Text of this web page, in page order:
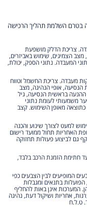
בטרם השלמת תהליך הרכישה
צריכת הדלק מושפעת
מצב הצמיגים, שימוש באביזרים,
המעבדה. נתוני הספק, יכולת,
מעבדה. צריכת החשמל וטווח
הנסיעה, אופי הנהיגה, מצב
ההנעה בראשית הנסיעה, גיל
משמעותי לעומת נתוני
מאופן השימוש. קצב
לא בוצע בו שימוש למעט לצורך שינוע והכנה
האחריות תחול ממועד רישום
גם לביצוע פעולות תחזוקה
חתימת הזמנת הרכב בלבד,
המופיעים לבין הצבעים כפי
בתנאים ומגבלות
המערכות אינן באות להחליף
אחריות ושיקול דעת, נהיגה
ט.ל.ח